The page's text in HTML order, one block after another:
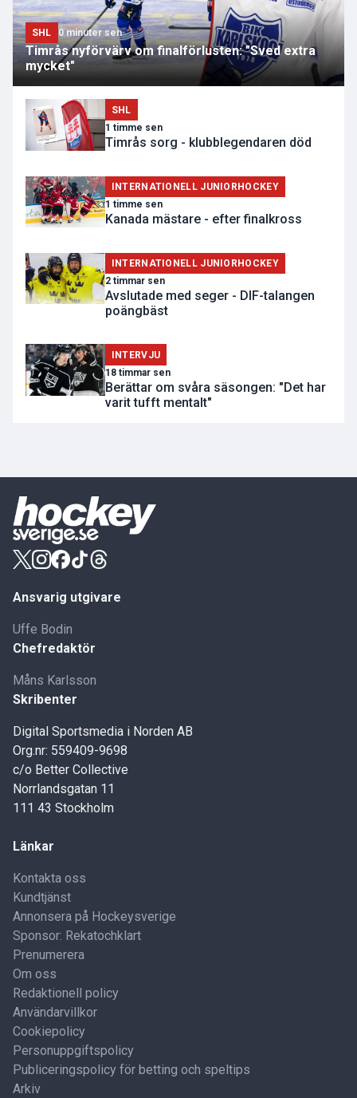
SHL 0 minuter sen
Timrås nyförvärv om finalförlusten: "Sved extra
mycket"
SHL
1 timme sen
Timrås sorg - klubblegendaren död
INTERNATIONELL JUNIORHOCKEY
1 timme sen
Kanada mästare - efter finalkross
INTERNATIONELL JUNIORHOCKEY
2 timmar sen
Avslutade med seger - DIF-talangen
poängbäst
INTERVJU
18 timmar sen
Berättar om svåra säsongen: "Det har
varit tufft mentalt"
Ansvarig utgivare
Uffe Bodin
Chefredaktör
Måns Karlsson
Skribenter
Digital Sportsmedia i Norden AB
Org.nr: 559409-9698
c/o Better Collective
Norrlandsgatan 11
111 43 Stockholm
Länkar
Kontakta oss
Kundtjänst
Annonsera på Hockeysverige
Sponsor: Rekatochklart
Prenumerera
Om oss
Redaktionell policy
Användarvillkor
Cookiepolicy
Personuppgiftspolicy
Publiceringspolicy för betting och speltips
Arkiv